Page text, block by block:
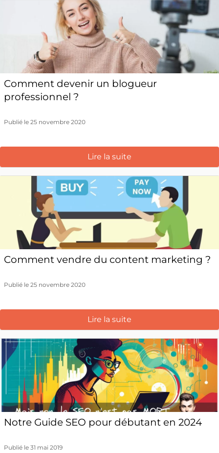
Comment devenir un blogueur
professionnel ?
Publié le 25 novembre 2020
Lire la suite
Comment vendre du content marketing ?
Publié le 25 novembre 2020
Lire la suite
Notre Guide SEO pour débutant en 2024
Publié le 31 mai 2019